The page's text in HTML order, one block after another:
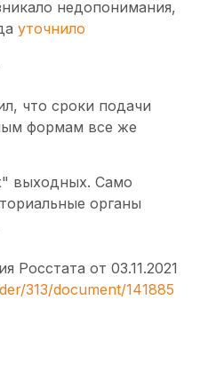
недопонимания,
уточнило
что сроки подачи
формам все же
выходных. Само
органы
от 03.11.2021
313/document/141885